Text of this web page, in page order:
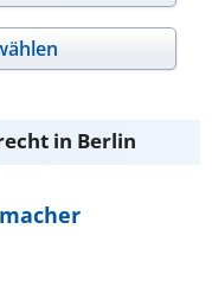
in Berlin